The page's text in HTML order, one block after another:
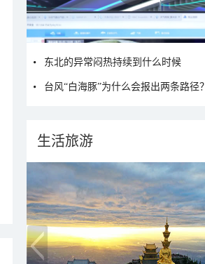
东北的异常闷热持续到什么时候
台风“白海豚”为什么会报出两条路径？
生活旅游